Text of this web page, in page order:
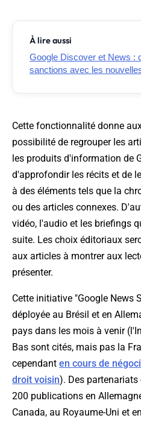
À lire aussi
Google Discover et News :
sanctions avec les
Cette fonctionnalité donne
possibilité de regrouper les
les produits d'information de
d'approfondir les récits et de
à des éléments tels que la
ou des articles connexes.
vidéo, l'audio et les briefings
suite. Les choix éditoriaux
aux articles à montrer aux
présenter.
Cette initiative "Google News
déployée au Brésil et en
pays dans les mois à venir
Bas sont cités, mais pas la
cependant en cours de
droit voisin). Des partenariats
200 publications en
Canada, au Royaume-Uni et